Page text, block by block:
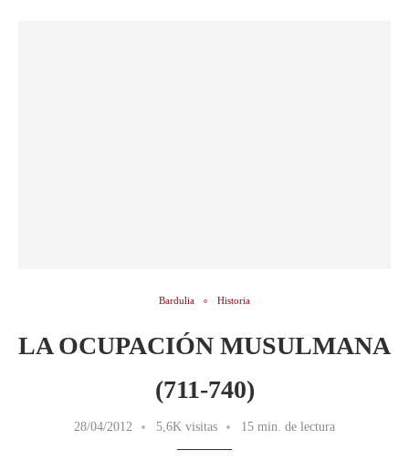
Bardulia Historia
LA OCUPACIÓN MUSULMANA
(711-740)
28/04/2012 5,6K visitas 15 min. de lectura